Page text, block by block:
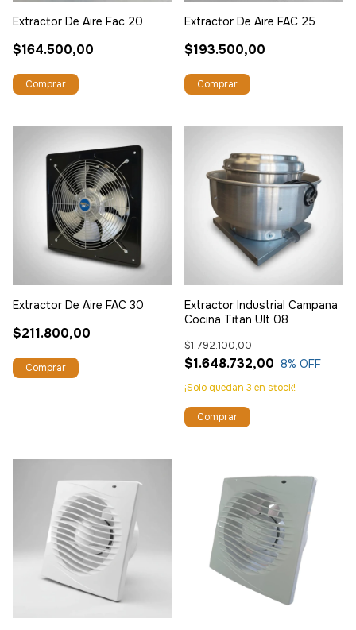
Extractor De Aire Fac 20
$164.500,00
Extractor De Aire FAC 25
$193.500,00
Extractor De Aire FAC 30
$211.800,00
Extractor Industrial Campana
Cocina Titan Ult 08
$1.648.732,00
$1.792.100,00
8% OFF
¡Solo quedan 3 en stock!